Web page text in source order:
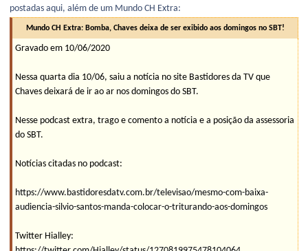
postadas aqui, além de um Mundo CH Extra:
Mundo CH Extra: Bomba, Chaves deixa de ser exibido aos domingos no SBT!
Gravado em 10/06/2020
Nessa quarta dia 10/06, saiu a notícia no site Bastidores da TV que
Chaves deixará de ir ao ar nos domingos do SBT.
Nesse podcast extra, trago e comento a notícia e a posição da assessoria
do SBT.
Notícias citadas no podcast:
https://www.bastidoresdatv.com.br/televisao/mesmo-com-baixa-
audiencia-silvio-santos-manda-colocar-o-triturando-aos-domingos
Twitter Hialley: